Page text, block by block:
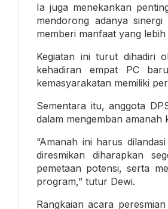
Ia juga menekankan
mendorong adanya
memberi manfaat yang
Kegiatan ini turut dihadiri
kehadiran empat PC
kemasyarakatan memiliki
Sementara itu, anggota
dalam mengemban amanah
“Amanah ini harus
diresmikan diharapkan
pemetaan potensi, serta
program,” tutur Dewi.
Rangkaian acara